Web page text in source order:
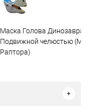
Маска Голова Динозавра с
Подвижной челюстью
Раптора)